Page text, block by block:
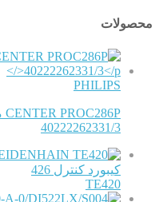
محصولات
PHILIPS
CENTER PROC286P مدل
40222262331/3
کیبورد کنترل 426
TE420